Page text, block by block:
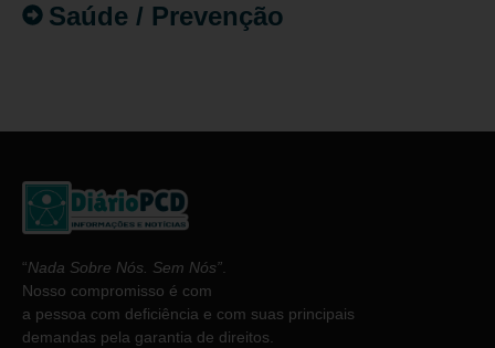
Saúde / Prevenção
“Nada Sobre Nós. Sem Nós”.
Nosso compromisso é com
a pessoa com deficiência e com suas principais
demandas pela garantia de direitos.